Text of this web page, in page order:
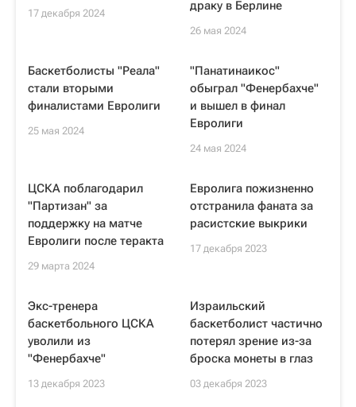
17 декабря 2024
драку в Берлине
26 мая 2024
Баскетболисты "Реала"
стали вторыми
финалистами Евролиги
25 мая 2024
"Панатинаикос"
обыграл "Фенербахче"
и вышел в финал
Евролиги
24 мая 2024
ЦСКА поблагодарил
"Партизан" за
поддержку на матче
Евролиги после теракта
29 марта 2024
Евролига пожизненно
отстранила фаната за
расистские выкрики
17 декабря 2023
Экс-тренера
баскетбольного ЦСКА
уволили из
"Фенербахче"
13 декабря 2023
Израильский
баскетболист частично
потерял зрение из-за
броска монеты в глаз
03 декабря 2023